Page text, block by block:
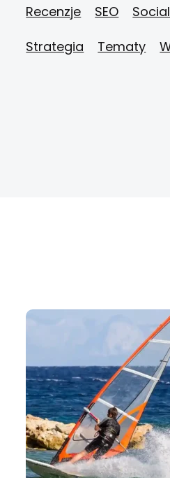
Recenzje
SEO
Strategia
Tematy